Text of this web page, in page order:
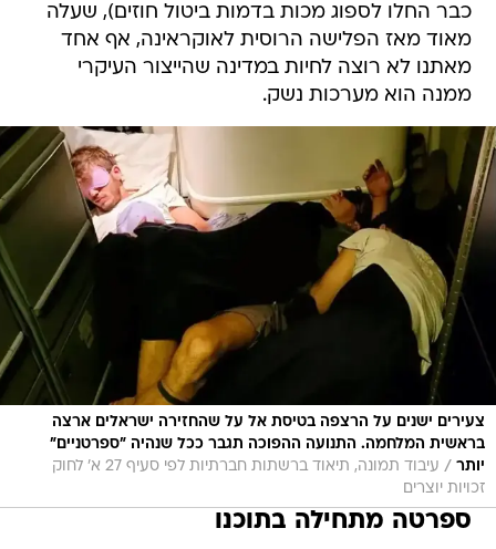
כבר החלו לספוג מכות בדמות ביטול חוזים), שעלה
מאוד מאז הפלישה הרוסית לאוקראינה, אף אחד
מאתנו לא רוצה לחיות במדינה שהייצור העיקרי
ממנה הוא מערכות נשק.
צעירים ישנים על הרצפה בטיסת אל על שהחזירה ישראלים ארצה
בראשית המלחמה. התנועה ההפוכה תגבר ככל שנהיה "ספרטניים"
יותר /
עיבוד תמונה, תיאוד ברשתות חברתיות לפי סעיף 27 א׳ לחוק
זכויות יוצרים
ספרטה מתחילה בתוכנו